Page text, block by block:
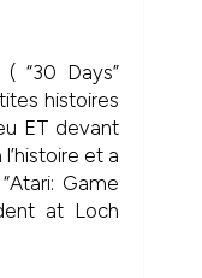
“30 Days”
histoires
ET devant
et a
Game
at Loch